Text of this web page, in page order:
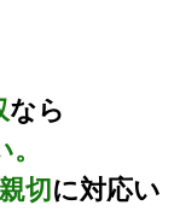
なら
切 に対応い